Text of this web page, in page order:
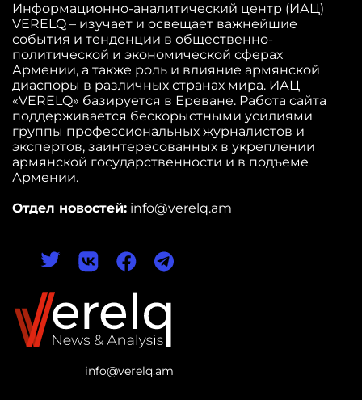
info@verelq.am
Информационно-аналитический центр (ИАЦ)
VERELQ – изучает и освещает важнейшие
события и тенденции в общественно-
политической и экономической сферах
Армении, а также роль и влияние армянской
диаспоры в различных странах мира. ИАЦ
«VERELQ» базируется в Ереване. Работа сайта
поддерживается бескорыстными усилиями
группы профессиональных журналистов и
экспертов, заинтересованных в укреплении
армянской государственности и в подъеме
Армении.
Отдел новостей: info@verelq.am